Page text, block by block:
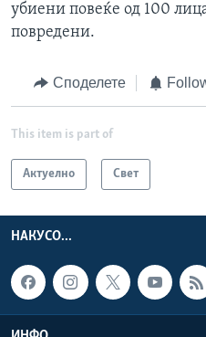
убиени повеќе од 100
повредени.
Споделете
This item is part of
Актуелно Свет
НАКУСО...